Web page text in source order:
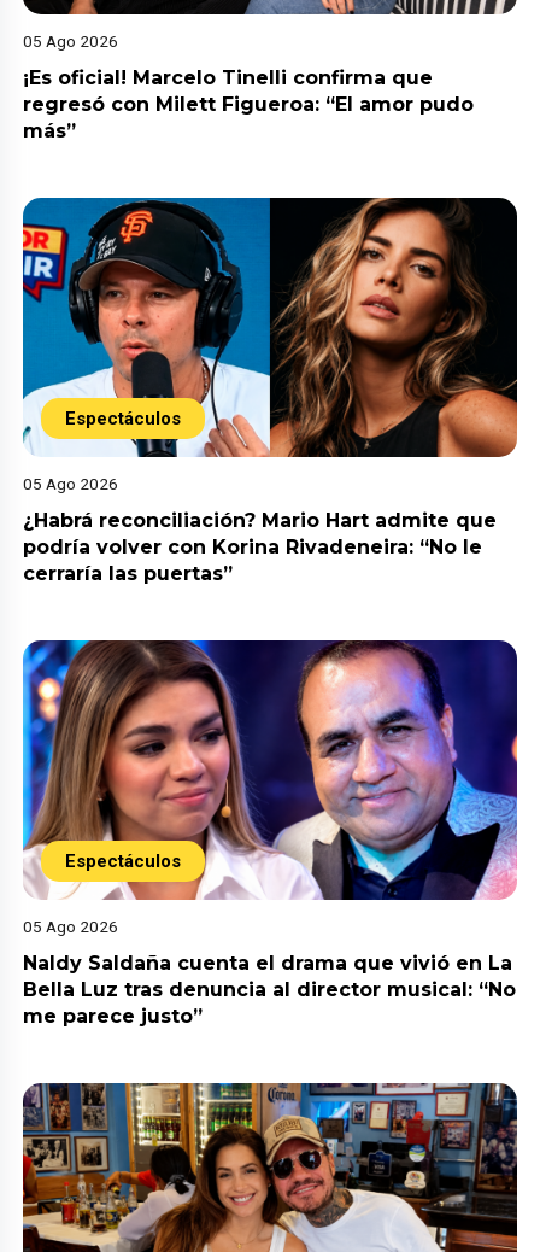
05 Ago 2026
¡Es oficial! Marcelo Tinelli confirma que
regresó con Milett Figueroa: “El amor pudo
más”
Espectáculos
05 Ago 2026
¿Habrá reconciliación? Mario Hart admite que
podría volver con Korina Rivadeneira: “No le
cerraría las puertas”
Espectáculos
05 Ago 2026
Naldy Saldaña cuenta el drama que vivió en La
Bella Luz tras denuncia al director musical: “No
me parece justo”